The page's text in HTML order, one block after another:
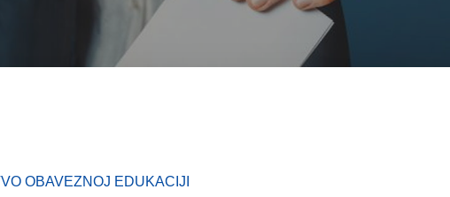
OBAVEZNOJ EDUKACIJI